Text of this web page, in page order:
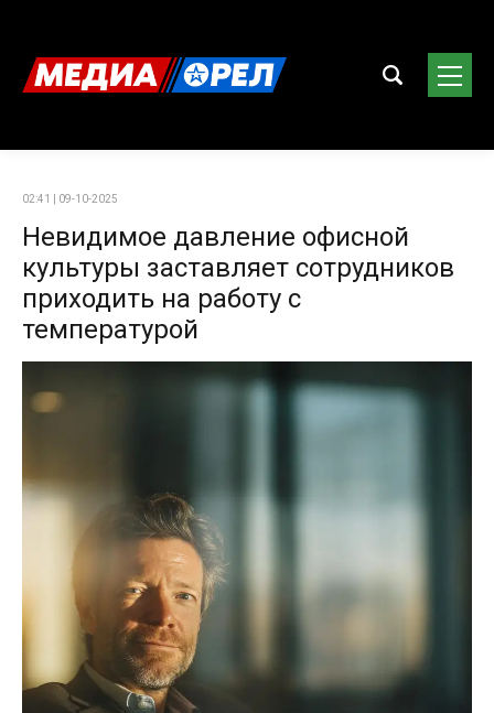
02:41 | 09-10-2025
Невидимое давление офисной
культуры заставляет сотрудников
приходить на работу с
температурой